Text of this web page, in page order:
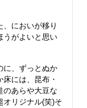
においが移り
うがよいと思い
に、ずっとぬか
には、昆布・
のあらや大豆な
オリジナル(笑)そ